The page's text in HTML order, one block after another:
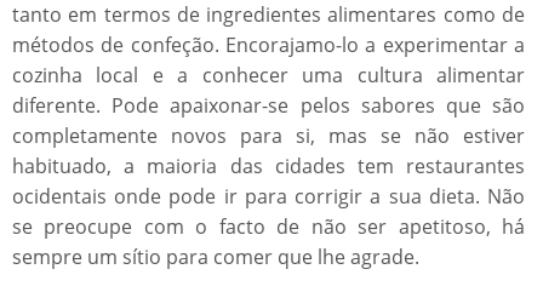
tanto em termos de ingredientes alimentares como de
métodos de confeção. Encorajamo-lo a experimentar a
cozinha local e a conhecer uma cultura alimentar
diferente. Pode apaixonar-se pelos sabores que são
completamente novos para si, mas se não estiver
habituado, a maioria das cidades tem restaurantes
ocidentais onde pode ir para corrigir a sua dieta. Não
se preocupe com o facto de não ser apetitoso, há
sempre um sítio para comer que lhe agrade.